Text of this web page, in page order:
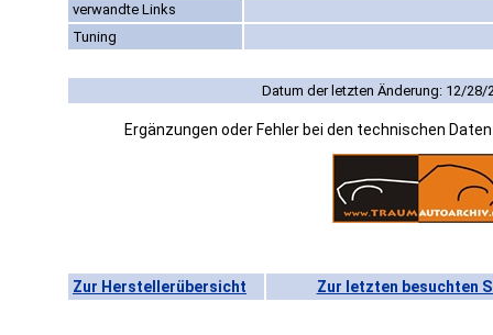
verwandte Links
Tuning
Datum der letzten Änderung: 12/28/
Ergänzungen oder Fehler bei den technischen
Zur Herstellerübersicht Zur letzten besuchten